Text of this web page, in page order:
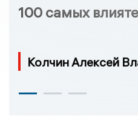
100 самых
Колчин Алексей